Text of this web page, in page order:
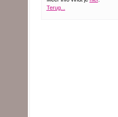
Terug...